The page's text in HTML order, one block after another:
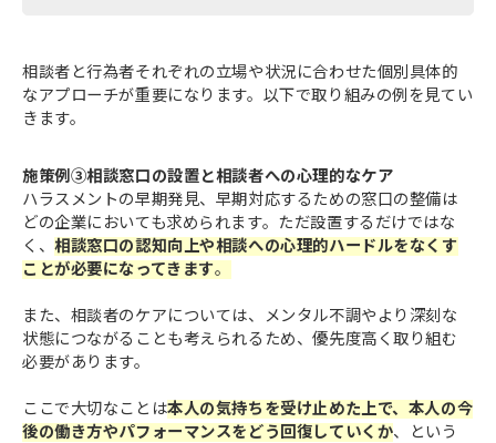
相談者と行為者それぞれの立場や状況に合わせた個別具体的
なアプローチが重要になります。以下で取り組みの例を見てい
きます。
施策例③相談窓口の設置と相談者への心理的なケア
ハラスメントの早期発見、早期対応するための窓口の整備は
どの企業においても求められます。ただ設置するだけではな
く、相談窓口の認知向上や相談への心理的ハードルをなくす
ことが必要になってきます。
また、相談者のケアについては、メンタル不調やより深刻な
状態につながることも考えられるため、優先度高く取り組む
必要があります。
ここで大切なことは本人の気持ちを受け止めた上で、本人の今
後の働き方やパフォーマンスをどう回復していくか、という